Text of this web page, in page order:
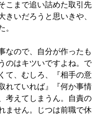
こまで追い詰めた取引先
きいだろうと思いきや、
。
なので、自分が作ったも
のはキツいですよね。で
て、むしろ、『相手の意
れていれば』『何か事情
考えてしまうん。自責の
ません。じつは前職で休